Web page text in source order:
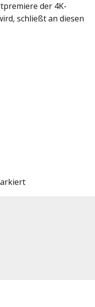
der 4K-
schließt an diesen